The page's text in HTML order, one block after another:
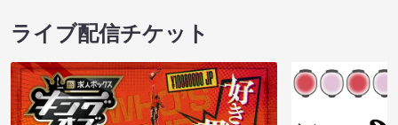
ライブ配信チケット